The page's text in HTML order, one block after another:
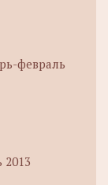
февраль